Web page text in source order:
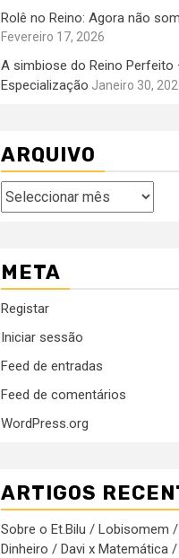
Rolê no Reino: Agora não
Fevereiro 17, 2026
A simbiose do Reino Perfeito
Especialização Janeiro 30,
ARQUIVO
Arquivo
META
Registar
Iniciar sessão
Feed de entradas
Feed de comentários
WordPress.org
ARTIGOS
Sobre o Et.Bilu / Lobisomem
Dinheiro / Davi x Matemática